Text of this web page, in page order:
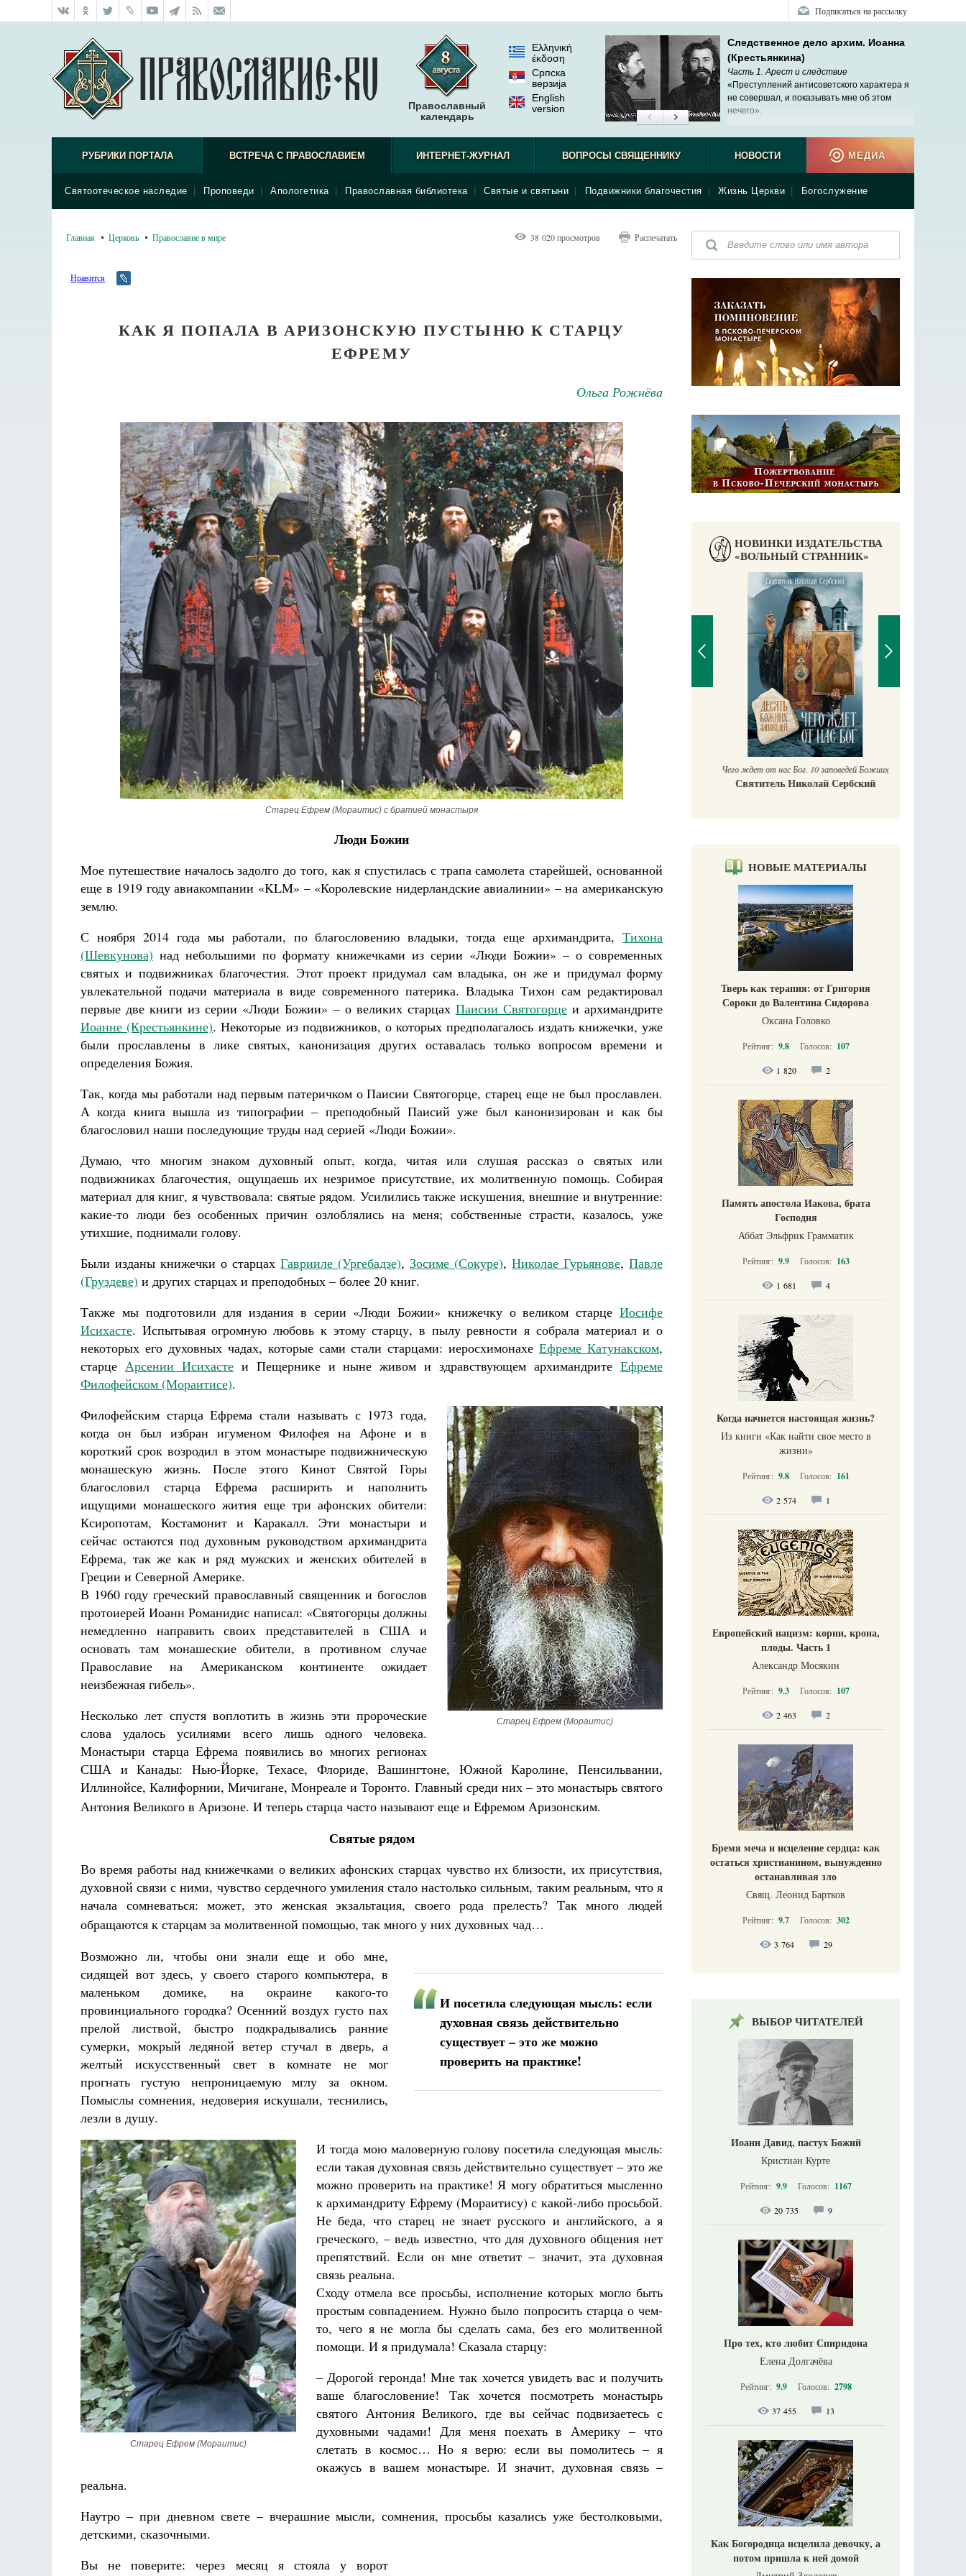
Подписаться на рассылку
Православный
календарь
Ελληνική
έκδοση
Српска
верзиjа
English
version
Следственное дело архим. Иоанна
(Крестьянкина)
Часть 1. Арест и следствие
«Преступлений антисоветского характера я
не совершал, и показывать мне об этом
нечего».
РУБРИКИ ПОРТАЛА ВСТРЕЧА С ПРАВОСЛАВИЕМ
Святоотеческое наследие Проповеди Апологетика Православная библиотека Святые и святыни Подвижники благочестия Жизнь Церкви Богослужение
ИНТЕРНЕТ-ЖУРНАЛ ВОПРОСЫ СВЯЩЕННИКУ НОВОСТИ МЕДИА
Главная Церковь Православие в мире 38 020 просмотров Распечатать
Нравится
КАК Я ПОПАЛА В АРИЗОНСКУЮ ПУСТЫНЮ К СТАРЦУ
ЕФРЕМУ
Ольга Рожнёва
Старец Ефрем (Мораитис) с братией монастыря
Люди Божии
Мое путешествие началось задолго до того, как я спустилась с трапа самолета старейшей, основанной
еще в 1919 году авиакомпании «KLM» – «Королевские нидерландские авиалинии» – на американскую
землю.
С ноября 2014 года мы работали, по благословению владыки, тогда еще архимандрита, Тихона
(Шевкунова) над небольшими по формату книжечками из серии «Люди Божии» – о современных
святых и подвижниках благочестия. Этот проект придумал сам владыка, он же и придумал форму
увлекательной подачи материала в виде современного патерика. Владыка Тихон сам редактировал
первые две книги из серии «Люди Божии» – о великих старцах Паисии Святогорцеи архимандрите
Иоанне (Крестьянкине). Некоторые из подвижников, о которых предполагалось издать книжечки, уже
были прославлены в лике святых, канонизация других оставалась только вопросом времени и
определения Божия.
Так, когда мы работали над первым патеричком о Паисии Святогорце, старец еще не был прославлен.
А когда книга вышла из типографии – преподобный Паисий уже был канонизирован и как бы
благословил наши последующие труды над серией «Люди Божии».
Думаю, что многим знаком духовный опыт, когда, читая или слушая рассказ о святых или
подвижниках благочестия, ощущаешь их незримое присутствие, их молитвенную помощь. Собирая
материал для книг, я чувствовала: святые рядом. Усилились также искушения, внешние и внутренние:
какие-то люди без особенных причин озлоблялись на меня; собственные страсти, казалось, уже
утихшие, поднимали голову.
Были изданы книжечки о старцах Гаврииле (Ургебадзе), Зосиме (Сокуре), Николае Гурьянове, Павле
(Груздеве) и других старцах и преподобных – более 20 книг.
Также мы подготовили для издания в серии «Люди Божии» книжечку о великом старце Иосифе
Исихасте. Испытывая огромную любовь к этому старцу, в пылу ревности я собрала материал и о
некоторых его духовных чадах, которые сами стали старцами: иеросхимонахеЕфреме Катунакском,
старце Арсении Исихастеи Пещернике и ныне живом и здравствующем архимандритеЕфреме
Филофейском (Мораитисе).
Старец Ефрем (Мораитис)
Филофейским старца Ефрема стали называть с 1973 года,
когда он был избран игуменом Филофея на Афоне и в
короткий срок возродил в этом монастыре подвижническую
монашескую жизнь. После этого Кинот Святой Горы
благословил старца Ефрема расширить и наполнить
ищущими монашеского жития еще три афонских обители:
Ксиропотам, Костамонит и Каракалл. Эти монастыри и
сейчас остаются под духовным руководством архимандрита
Ефрема, так же как и ряд мужских и женских обителей в
Греции и Северной Америке.
В 1960 году греческий православный священник и богослов
протоиерей Иоанн Романидис написал: «Святогорцы должны
немедленно направить своих представителей в США и
основать там монашеские обители, в противном случае
Православие на Американском континенте ожидает
неизбежная гибель».
Несколько лет спустя воплотить в жизнь эти пророческие
слова удалось усилиями всего лишь одного человека.
Монастыри старца Ефрема появились во многих регионах
США и Канады: Нью-Йорке, Техасе, Флориде, Вашингтоне, Южной Каролине, Пенсильвании,
Иллинойсе, Калифорнии, Мичигане, Монреале и Торонто. Главный среди них – это монастырь святого
Антония Великого в Аризоне. И теперь старца часто называют еще и Ефремом Аризонским.
Святые рядом
Во время работы над книжечками о великих афонских старцах чувство их близости, их присутствия,
духовной связи с ними, чувство сердечного умиления стало настолько сильным, таким реальным, что я
начала сомневаться: может, это женская экзальтация, своего рода прелесть? Так много людей
обращаются к старцам за молитвенной помощью, так много у них духовных чад…
И посетила следующая мысль: если
духовная связь действительно
существует – это же можно
проверить на практике!
Возможно ли, чтобы они знали еще и обо мне,
сидящей вот здесь, у своего старого компьютера, в
маленьком домике, на окраине какого-то
провинциального городка? Осенний воздух густо пах
прелой листвой, быстро подкрадывались ранние
сумерки, мокрый ледяной ветер стучал в дверь, а
желтый искусственный свет в комнате не мог
прогнать густую непроницаемую мглу за окном.
Помыслы сомнения, недоверия искушали, теснились,
лезли в душу.
Старец Ефрем (Мораитис)
И тогда мою маловерную голову посетила следующая мысль:
если такая духовная связь действительно существует – это же
можно проверить на практике! Я могу обратиться мысленно
к архимандриту Ефрему (Мораитису) с какой-либо просьбой.
Не беда, что старец не знает русского и английского, а я
греческого, – ведь известно, что для духовного общения нет
препятствий. Если он мне ответит – значит, эта духовная
связь реальна.
Сходу отмела все просьбы, исполнение которых могло быть
простым совпадением. Нужно было попросить старца о чем-
то, чего я не могла бы сделать сама, без его молитвенной
помощи. И я придумала! Сказала старцу:
– Дорогой геронда! Мне так хочется увидеть вас и получить
ваше благословение! Так хочется посмотреть монастырь
святого Антония Великого, где вы сейчас подвизаетесь с
духовными чадами! Для меня поехать в Америку – что
слетать в космос… Но я верю: если вы помолитесь – я
окажусь в вашем монастыре. И значит, духовная связь –
реальна.
Наутро – при дневном свете – вчерашние мысли, сомнения, просьбы казались уже бестолковыми,
детскими, сказочными.
Вы не поверите: через месяц я стояла у ворот
НОВИНКИ ИЗДАТЕЛЬСТВА
«ВОЛЬНЫЙ СТРАННИК»
Разлуки не будет
Фредерика де Грааф Как найти своё место в жизни
Кирилл Мурышев
Великомученик Георгий Победоносец. Научись у
святого
Роман Котов Чего ждет от нас Бог. 10 заповедей Божиих
Святитель Николай Сербский
НОВЫЕ МАТЕРИАЛЫ
Тверь как терапия: от Григория
Сороки до Валентина Сидорова
Оксана Головко
Рейтинг: 9.8 Голосов: 107
1 820 2
Память апостола Иакова, брата
Господня
Аббат Эльфрик Грамматик
Рейтинг: 9.9 Голосов: 163
1 681 4
Когда начнется настоящая жизнь?
Из книги «Как найти свое место в
жизни​»
Рейтинг: 9.8 Голосов: 161
2 574 1
Европейский нацизм: корни, крона,
плоды. Часть 1
Александр Мосякин
Рейтинг: 9.3 Голосов: 107
2 463 2
Бремя меча и исцеление сердца: как
остаться христианином, вынужденно
останавливая зло
Свящ. Леонид Бартков
Рейтинг: 9.7 Голосов: 302
3 764 29
ВЫБОР ЧИТАТЕЛЕЙ
Иоанн Давид, пастух Божий
Кристиан Курте
Рейтинг: 9.9 Голосов: 1167
20 735 9
Про тех, кто любит Спиридона
Елена Долгачёва
Рейтинг: 9.9 Голосов: 2798
37 455 13
Как Богородица исцелила девочку, а
потом пришла к ней домой